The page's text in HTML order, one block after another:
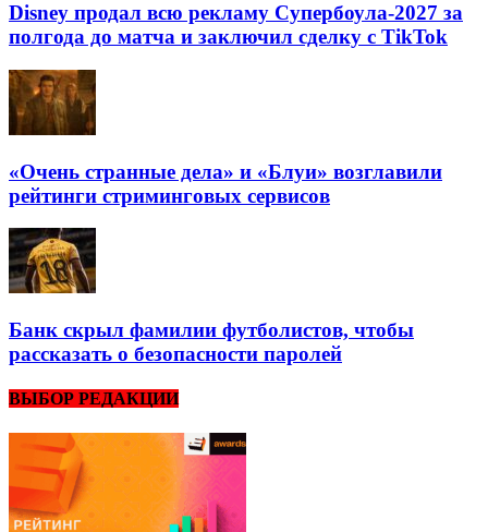
Disney продал всю рекламу Супербоула-2027 за
полгода до матча и заключил сделку с TikTok
«Очень странные дела» и «Блуи» возглавили
рейтинги стриминговых сервисов
Банк скрыл фамилии футболистов, чтобы
рассказать о безопасности паролей
ВЫБОР РЕДАКЦИИ